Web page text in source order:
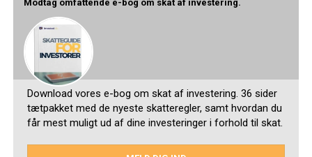
Modtag omfattende e-bog om skat af investering.
Download vores e-bog om skat af investering. 36 sider
tætpakket med de nyeste skatteregler, samt hvordan du
får mest muligt ud af dine investeringer i forhold til skat.